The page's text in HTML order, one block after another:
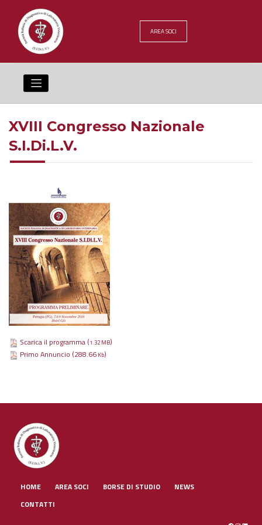
content
AREA SOCI
XVIII Congresso Nazionale
S.I.Di.L.V.
Scarica il programma (1.32 MB)
Primo Annuncio (288.66 Kb)
HOME AREA SOCI BORSE DI STUDIO
NEWS
CONTATTI